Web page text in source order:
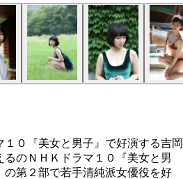
０『美女と男子』で好演する吉岡
のＮＨＫドラマ１０『美女と男
第２部で若手清純派女優役を好